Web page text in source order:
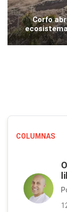
Corfo
COLUMNAS